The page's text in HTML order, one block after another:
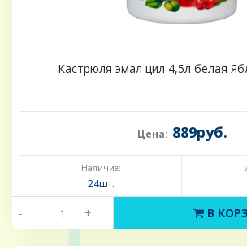
Кастрюля эмал цил 4,5л белая
Цена: 889руб.
Наличие:
24шт.
- + В